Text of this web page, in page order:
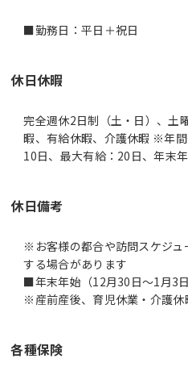
■勤務日：平日＋祝日
休日休暇
完全週休2日制（土・日）、土
暇、有給休暇、介護休暇 ※年
10日、最大有給：20日、年末
休日備考
※お客様の都合や訪問スケジュ
する場合があります
■年末年始（12月30日～1月3
※産前産後、育児休業・介護休
各種保険